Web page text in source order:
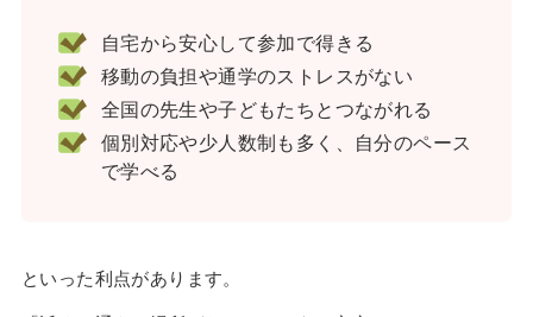
自宅から安心して参加で得きる
移動の負担や通学のストレスがない
全国の先生や子どもたちとつながれる
個別対応や少人数制も多く、自分のペース
で学べる
といった利点があります。